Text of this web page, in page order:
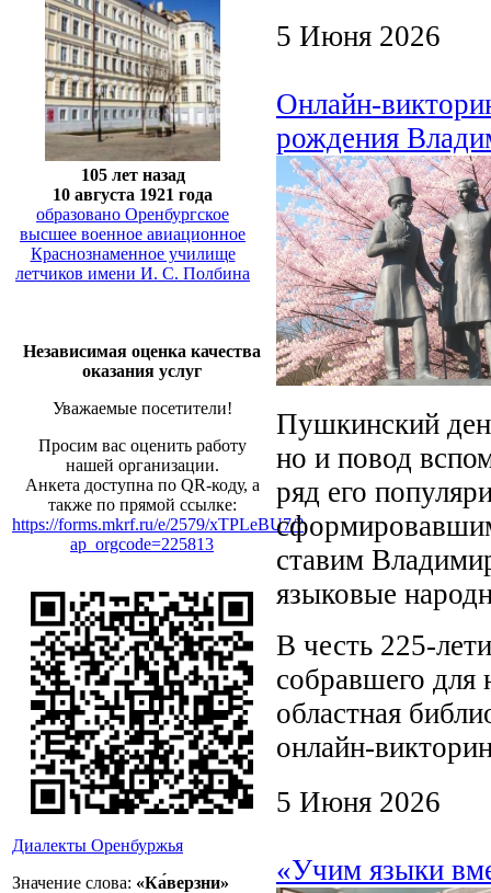
105 лет назад
10 августа 1921 года
образовано Оренбургское
высшее военное авиационное
Краснознаменное училище
летчиков имени И. С. Полбина
Независимая оценка качества
оказания услуг
Уважаемые посетители!
Просим вас оценить работу
нашей организации.
Анкета доступна по QR-коду, а
также по прямой ссылке:
https://forms.mkrf.ru/e/2579/xTPLeBU7/?
ap_orgcode=225813
Диалекты Оренбуржья
Значение слова: «Ка́верзни»
5 Июня 2026
Онлайн-
рождения
Пушкинский
но и повод
ряд его
ставим
языковые
В честь 225-
собравшего для
областная
5 Июня 2026
«Учим языки